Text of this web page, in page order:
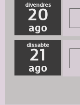
divendres
20
ago
dissabte
21
ago